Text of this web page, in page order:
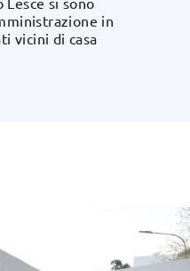
in
vicini di casa